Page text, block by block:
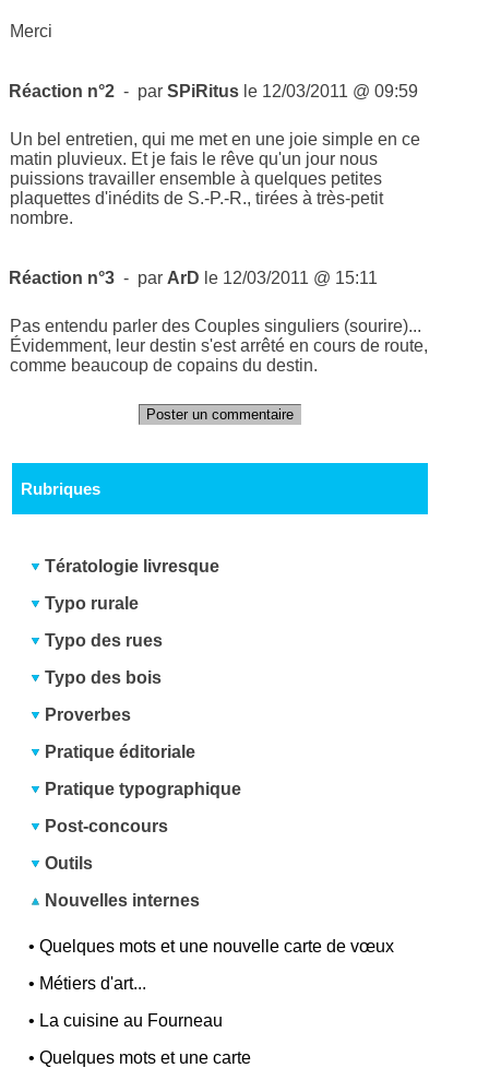
Merci
Réaction n°2 - parSPiRitus le 12/03/2011 @ 09:59
Un bel entretien, qui me met en une joie simple en ce
matin pluvieux. Et je fais le rêve qu'un jour nous
puissions travailler ensemble à quelques petites
plaquettes d'inédits de S.-P.-R., tirées à très-petit
nombre.
Réaction n°3 - par ArD le 12/03/2011 @ 15:11
Pas entendu parler des Couples singuliers (sourire)...
Évidemment, leur destin s'est arrêté en cours de route,
comme beaucoup de copains du destin.
Poster un commentaire
Rubriques
Tératologie livresque
Typo rurale
Typo des rues
Typo des bois
Proverbes
Pratique éditoriale
Pratique typographique
Post-concours
Outils
Nouvelles internes
•Quelques mots et une nouvelle carte de vœux
• Métiers d'art...
• La cuisine au Fourneau
•Quelques mots et une carte